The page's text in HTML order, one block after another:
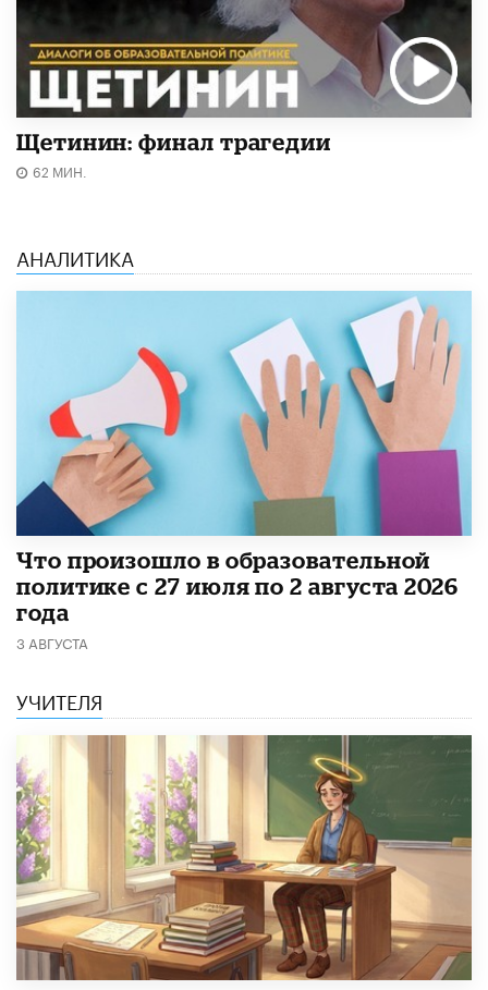
Щетинин: финал трагедии
62 МИН.
АНАЛИТИКА
​Что произошло в образовательной
политике с 27 июля по 2 августа 2026
года
3 АВГУСТА
УЧИТЕЛЯ